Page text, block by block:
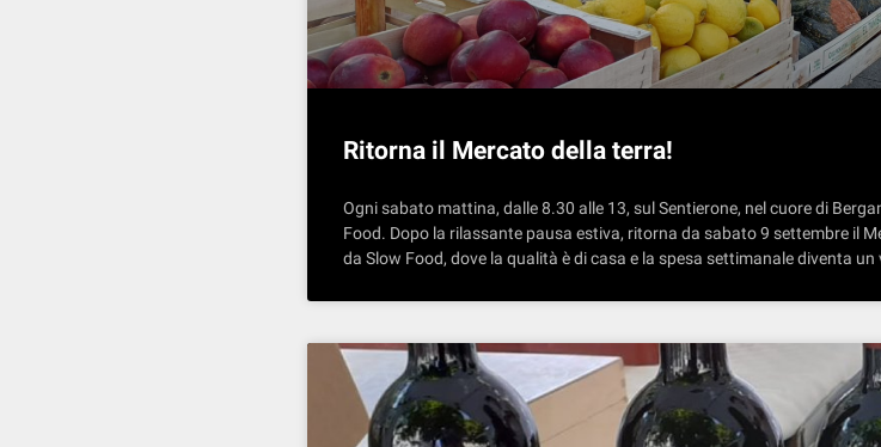
Ritorna il Mercato della terra!
Ogni sabato mattina, dalle 8.30 alle 13, sul Sentierone, nel cuore di
Food. Dopo la rilassante pausa estiva, ritorna da sabato 9 settembre il
da Slow Food, dove la qualità è di casa e la spesa settimanale diventa un